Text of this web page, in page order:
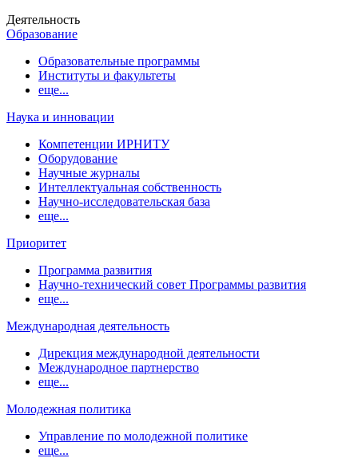
Деятельность
Образование
Образовательные программы
Институты и факультеты
еще...
Наука и инновации
Компетенции ИРНИТУ
Оборудование
Научные журналы
Интеллектуальная собственность
Научно-исследовательская база
еще...
Приоритет
Программа развития
Научно-технический совет Программы развития
еще...
Международная деятельность
Дирекция международной деятельности
Международное партнерство
еще...
Молодежная политика
Управление по молодежной политике
еще...